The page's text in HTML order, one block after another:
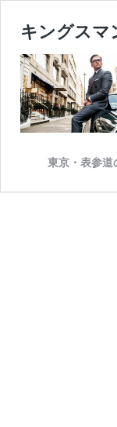
キングスマ
東京・表参道